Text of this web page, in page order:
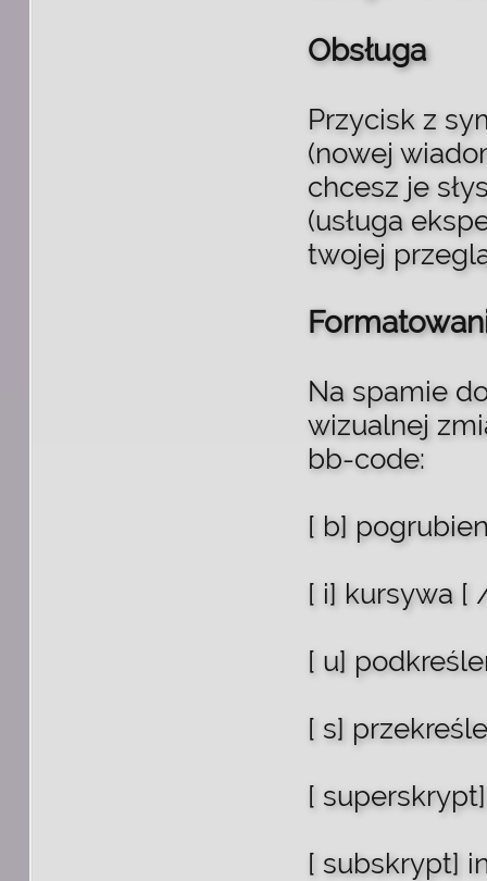
Obsługa
Przycisk z
(nowej
chcesz je
(usługa
twojej
Na spamie
wizualnej
bb-code:
[ b]
[ i] kursywa
[ u]
[ s]
[
[ subskrypt]